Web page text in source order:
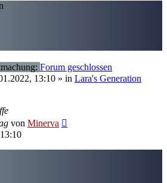
Forum geschlossen
13:10 » in Lara's Generation
von Minerva